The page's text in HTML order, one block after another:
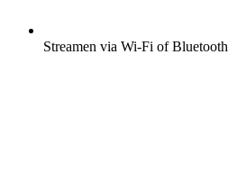
Streamen via Wi-Fi of Bluetooth